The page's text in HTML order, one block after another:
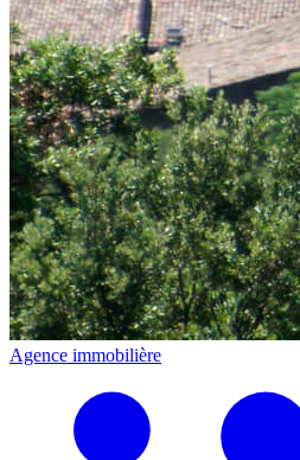
Agence immobilière